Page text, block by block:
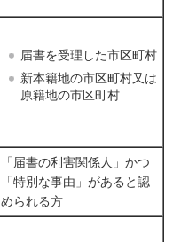
届書を受理した市区町村
新本籍地の市区町村又は
原籍地の市区町村
「届書の利害関係人」かつ
「特別な事由」があると認
められる方